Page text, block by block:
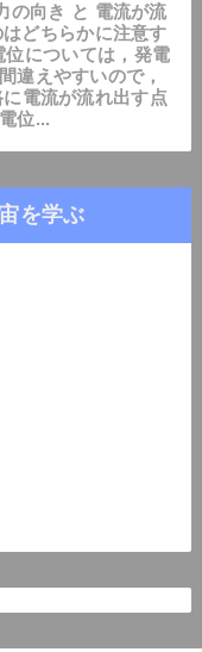
の向き と 電流が流
どちらかに注意す
については，発電
違えやすいので，
電流が流れ出す点
位...
を学ぶ